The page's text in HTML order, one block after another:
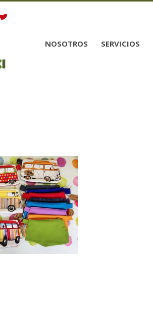
NOSOTROS SERVICIOS